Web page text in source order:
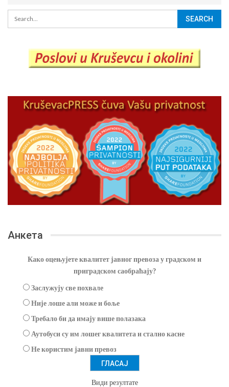
Анкета
Како оцењујете квалитет јавног превоза у градском и
приградском саобраћају?
Заслужују све похвале
Није лоше али може и боље
Требало би да имају више полазака
Аутобуси су им лошег квалитета и стално касне
Не користим јавни превоз
Види резултате